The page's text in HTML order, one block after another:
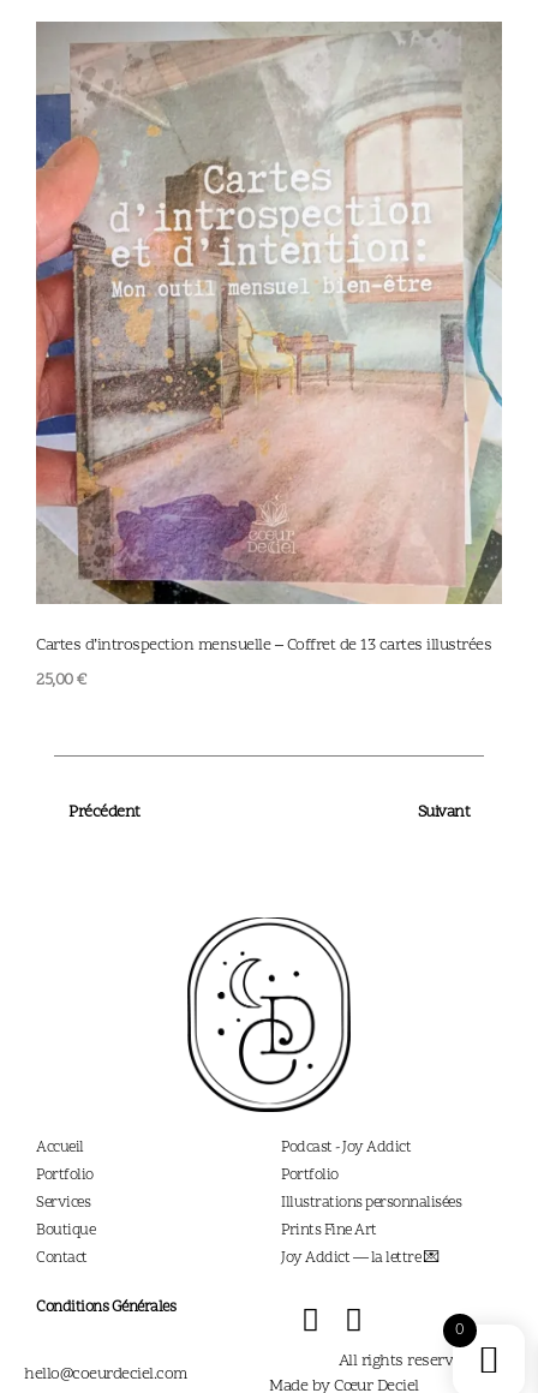
Cartes d’introspection mensuelle – Coffret de 13 cartes illustrées
25,00€
Précédent Suivant
Accueil
Portfolio
Services
Boutique
Contact
Conditions Générales
Podcast - Joy Addict
Portfolio
Illustrations personnalisées
Prints Fine Art
Joy Addict — la lettre 💌
hello@coeurdeciel.com
All rights reserved,2026®
Made by Cœur Deciel
0